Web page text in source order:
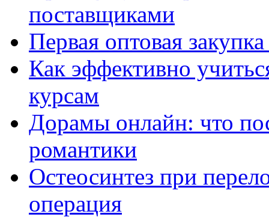
поставщиками
Первая оптовая
Как эффективно
курсам
Дорамы онлайн: что
романтики
Остеосинтез при
операция